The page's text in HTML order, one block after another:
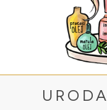
URODA